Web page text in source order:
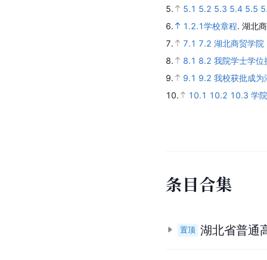
5.
5.1 5.2 5.3 5.4 5.5
6.
1.2.1学校章程. 湖北
7.
7.1 7.2 湖北商贸学院
8.
8.1 8.2 我院学士学位
9.
9.1 9.2 我校获批成为
10.
10.1 10.2 10.3 学
条目合集
置顶 湖北省普通